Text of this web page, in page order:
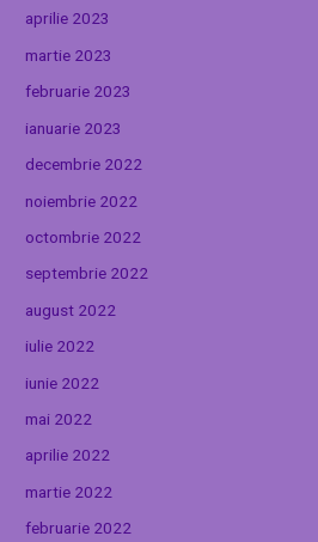
aprilie 2023
martie 2023
februarie 2023
ianuarie 2023
decembrie 2022
noiembrie 2022
octombrie 2022
septembrie 2022
august 2022
iulie 2022
iunie 2022
mai 2022
aprilie 2022
martie 2022
februarie 2022